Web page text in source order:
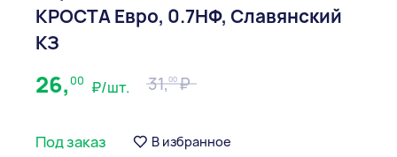
КРОСТА Евро, 0.7НФ, Славянский
КЗ
26,00 ₽/шт. 31,00
Под заказ В избранное